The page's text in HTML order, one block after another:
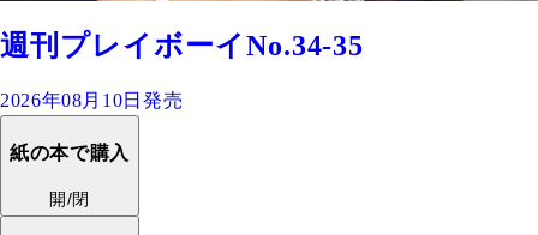
週刊プレイボーイNo.34-35
2026年08月10日発売
紙の本で購入
開/閉